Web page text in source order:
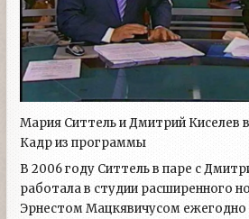
Мария Ситтель и Дмитрий Киселев
Кадр из программы
В 2006 году Ситтель в паре с
работала в студии расширенного
Эрнестом Мацкявичусом ежегодно